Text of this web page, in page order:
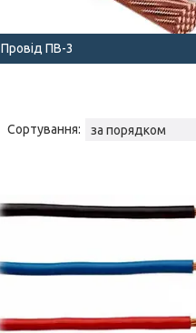
Провід ПВ-3